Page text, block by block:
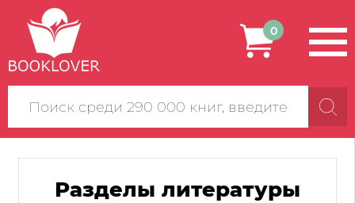
Поиск
по
сайту
0
Разделы литературы